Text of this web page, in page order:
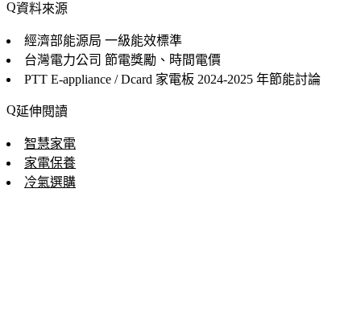
資料來源
經濟部能源局 一級能效標準
台灣電力公司 節電獎勵、時間電價
PTT E-appliance / Dcard 家電板 2024-2025 年節能討論
延伸閱讀
智慧家電
家電保養
冷氣選購